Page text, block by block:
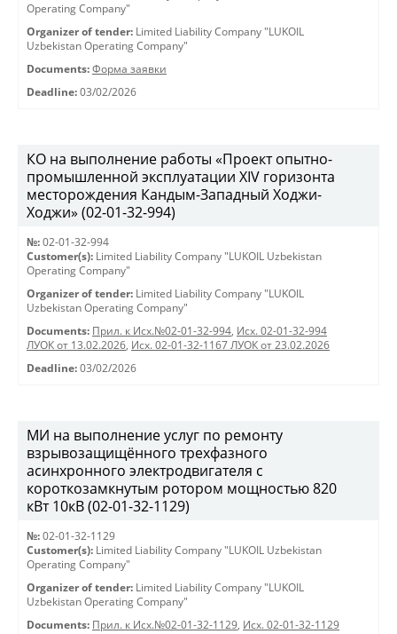
Operating Company"
Organizer of tender: Limited Liability Company "LUKOIL
Uzbekistan Operating Company"
Documents: Форма заявки
Deadline: 03/02/2026
КО на выполнение работы «Проект опытно-
промышленной эксплуатации XIV горизонта
месторождения Кандым-Западный Ходжи-
Ходжи» (02-01-32-994)
№: 02-01-32-994
Customer(s): Limited Liability Company "LUKOIL Uzbekistan
Operating Company"
Organizer of tender: Limited Liability Company "LUKOIL
Uzbekistan Operating Company"
Documents: Прил. к Исх.№02-01-32-994, Исх. 02-01-32-994
ЛУОК от 13.02.2026, Исх. 02-01-32-1167 ЛУОК от 23.02.2026
Deadline: 03/02/2026
МИ на выполнение услуг по ремонту
взрывозащищённого трехфазного
асинхронного электродвигателя с
короткозамкнутым ротором мощностью 820
кВт 10кВ (02-01-32-1129)
№: 02-01-32-1129
Customer(s): Limited Liability Company "LUKOIL Uzbekistan
Operating Company"
Organizer of tender: Limited Liability Company "LUKOIL
Uzbekistan Operating Company"
Documents: Прил. к Исх.№02-01-32-1129, Исх. 02-01-32-1129